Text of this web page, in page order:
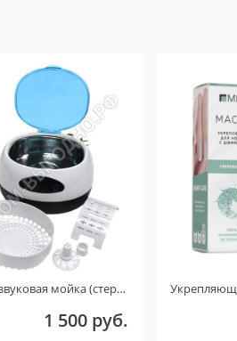
Ультразвуковая мойка (стерилизатор) UC-6106 (Голубой) ТОЛЬКО ДЛЯ КЛИЕНТОВ ИЗ ГОРОДА ОМСКА! ДЕФЕКТ!
1 500 руб.